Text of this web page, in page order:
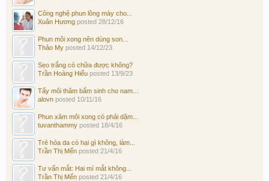
Công nghệ phun lông mày cho...
Xuân Hương posted 28/12/16
Phun môi xong nên dùng son...
Thảo My posted 14/12/23
Sẹo trắng có chữa được không?
Trần Hoàng Hiếu posted 13/9/23
Tẩy môi thâm bẩm sinh cho nam...
alovn posted 10/11/16
Phun xăm môi xong có phải dặm...
tuvanthammy posted 18/4/16
Trẻ hóa da có hại gì không, làm...
Trần Thị Mến posted 21/4/16
Tư vấn mắt: Hai mí mắt không...
Trần Thị Mến posted 21/4/16